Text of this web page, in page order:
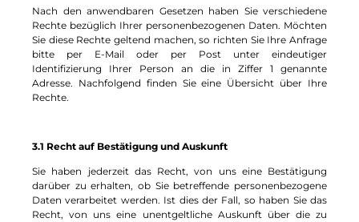
Nach den anwendbaren Gesetzen haben Sie verschiedene
Rechte bezüglich Ihrer personenbezogenen Daten. Möchten
Sie diese Rechte geltend machen, so richten Sie Ihre Anfrage
bitte per E-Mail oder per Post unter eindeutiger
Identifizierung Ihrer Person an die in Ziffer 1 genannte
Adresse. Nachfolgend finden Sie eine Übersicht über Ihre
Rechte.
3.1 Recht auf Bestätigung und Auskunft
Sie haben jederzeit das Recht, von uns eine Bestätigung
darüber zu erhalten, ob Sie betreffende personenbezogene
Daten verarbeitet werden. Ist dies der Fall, so haben Sie das
Recht, von uns eine unentgeltliche Auskunft über die zu